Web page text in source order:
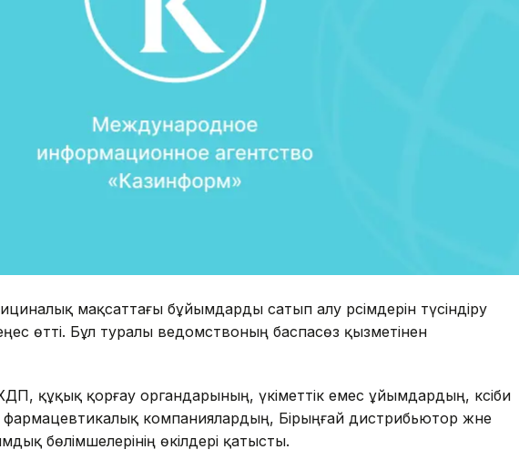
мақсаттағы бұйымдарды сатып алу рәсімдерін түсіндіру
өтті. Бұл туралы ведомствоның баспасөз қызметінен
құқық қорғау органдарының, үкіметтік емес ұйымдардың, кәсіби
компаниялардың, Бірыңғай дистрибьютор және
бөлімшелерінің өкілдері қатысты.